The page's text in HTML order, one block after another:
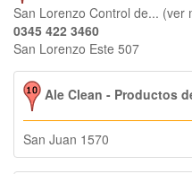
San Lorenzo Control de... (ver
0345 422 3460
San Lorenzo Este 507
Ale Clean - Productos
San Juan 1570